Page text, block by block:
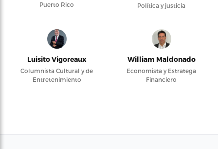
Puerto Rico
Política y justicia
Luisito Vigoreaux
Columnista Cultural y de
Entretenimiento
William Maldonado
Economista y Estratega
Financiero